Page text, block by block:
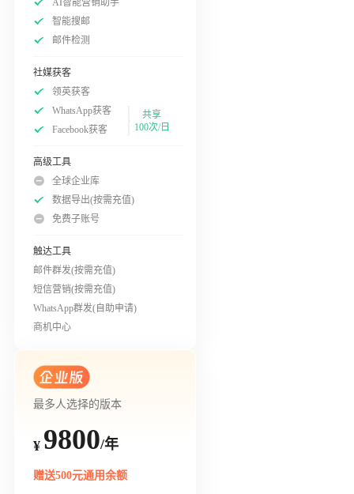
AI智能营销助手
智能搜邮
邮件检测
社媒获客
领英获客
WhatsApp获客
Facebook获客
共享
100次/日
高级工具
全球企业库
数据导出(按需充值)
免费子账号
触达工具
邮件群发(按需充值)
短信营销(按需充值)
WhatsApp群发(自助申请)
商机中心
最多人选择的版本
¥ 9800/年
赠送500元通用余额